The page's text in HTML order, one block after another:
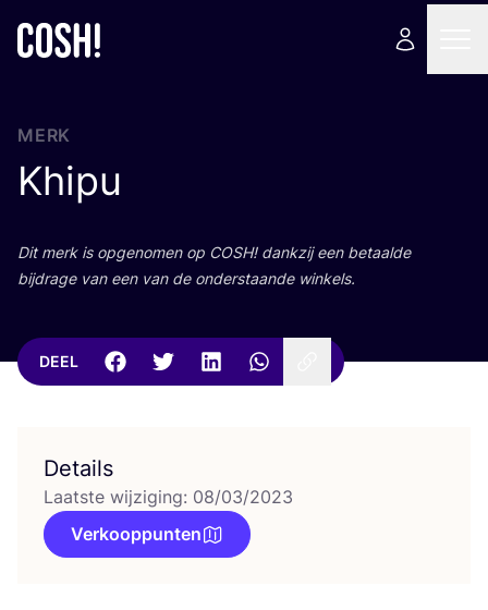
MERK
Khipu
Dit merk is opge­no­men op COSH! dank­zij een betaal­de
bij­dra­ge van een van de onder­staan­de winkels.
DEEL
Details
Laatste wijziging: 08/03/2023
Verkooppunten